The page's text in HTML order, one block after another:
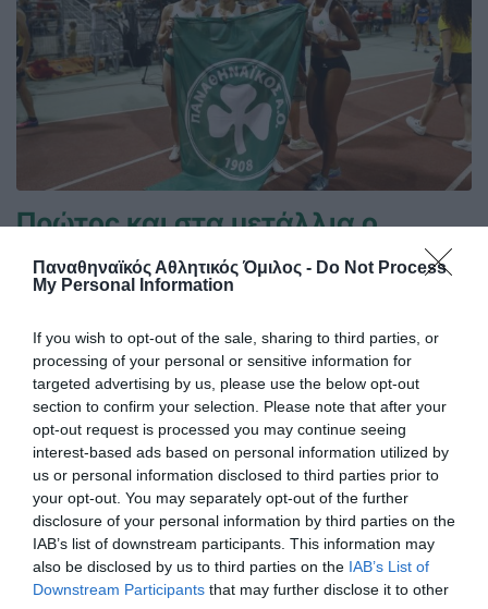
Παναθηναϊκός Αθλητικός Όμιλος - Do Not Process
My Personal Information
If you wish to opt-out of the sale, sharing to third parties, or
processing of your personal or sensitive information for
targeted advertising by us, please use the below opt-out
section to confirm your selection. Please note that after your
opt-out request is processed you may continue seeing
interest-based ads based on personal information utilized by
us or personal information disclosed to third parties prior to
your opt-out. You may separately opt-out of the further
disclosure of your personal information by third parties on the
IAB’s list of downstream participants. This information may
also be disclosed by us to third parties on the IAB’s List of
Downstream Participants that may further disclose it to other
Πρώτος και στα μετάλλια ο
Παναθηναϊκός!
Ο πρωταθλητής Ελλάδας στους άνδρες και δευτεραθλητής
με τα κερδισμένα μετάλλια!
27.07.2026 ΣΤΙΒΟΣ